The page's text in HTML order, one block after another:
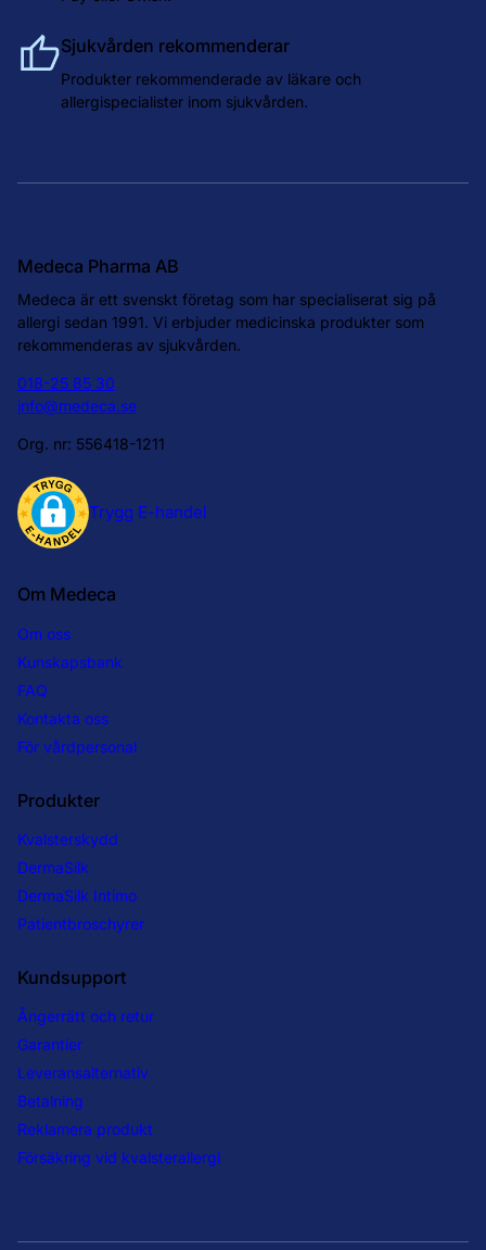
Sjukvården rekommenderar
Produkter rekommenderade av läkare och
allergispecialister inom sjukvården.
Medeca Pharma AB
Medeca är ett svenskt företag som har specialiserat sig på
allergi sedan 1991. Vi erbjuder medicinska produkter som
rekommenderas av sjukvården.
018-25 85 30
info@medeca.se
Org. nr: 556418-1211
Om Medeca
Om oss
Kunskapsbank
FAQ
Kontakta oss
För vårdpersonal
Produkter
Kvalsterskydd
DermaSilk
DermaSilk Intimo
Patientbroschyrer
Kundsupport
Ångerrätt och retur
Garantier
Leveransalternativ
Betalning
Reklamera produkt
Försäkring vid kvalsterallergi